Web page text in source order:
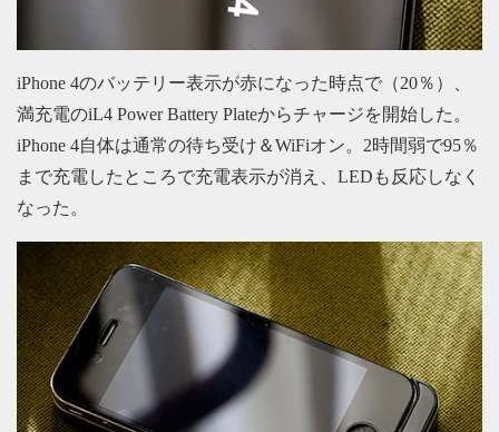
iPhone 4のバッテリー表示が赤になった時点で（20％）、
満充電のiL4 Power Battery Plateからチャージを開始した。
iPhone 4自体は通常の待ち受け＆WiFiオン。2時間弱で95％
まで充電したところで充電表示が消え、LEDも反応しなく
なった。